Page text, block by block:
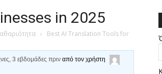
in 2025
›
Best AI Translation Tools for
3 εβδομάδες πριν από τον χρήστη